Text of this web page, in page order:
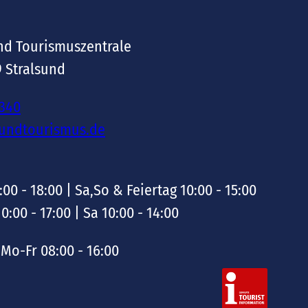
Tourismuszentrale
Stralsund
- 18:00 | Sa,So & Feiertag 10:00 - 15:00
- 17:00 | Sa 10:00 - 14:00
Fr 08:00 - 16:00